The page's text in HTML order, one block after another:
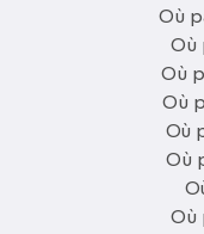
Où
Où
Où
Où
Où
Où
Où